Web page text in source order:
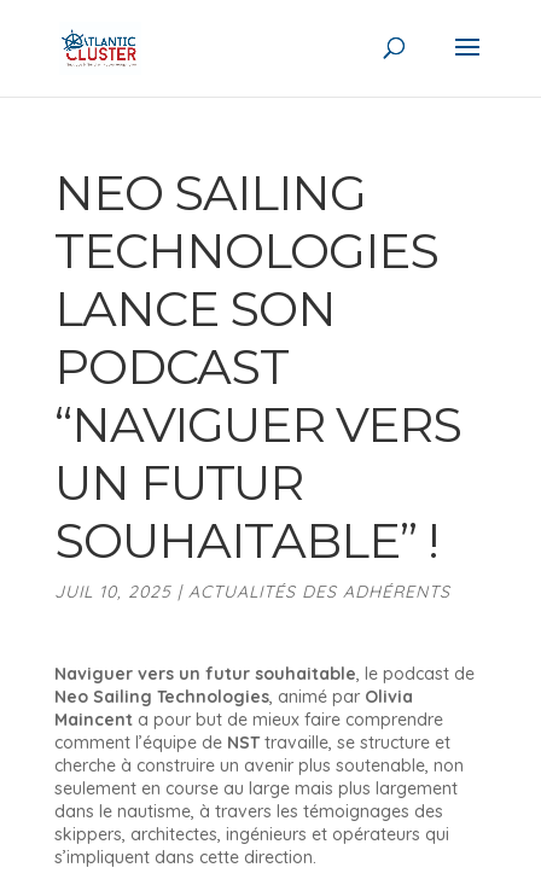
NEO SAILING
TECHNOLOGIES
LANCE SON
PODCAST
“NAVIGUER VERS
UN FUTUR
SOUHAITABLE” !
JUIL 10, 2025| ACTUALITÉS DES ADHÉRENTS
Naviguer vers un futur souhaitable, le podcast de
Neo Sailing Technologies, animé par Olivia
Maincenta pour but de mieux faire comprendre
comment l’équipe de NSTtravaille, se structure et
cherche à construire un avenir plus soutenable, non
seulement en course au large mais plus largement
dans le nautisme, à travers les témoignages des
skippers, architectes, ingénieurs et opérateurs qui
s’impliquent dans cette direction.